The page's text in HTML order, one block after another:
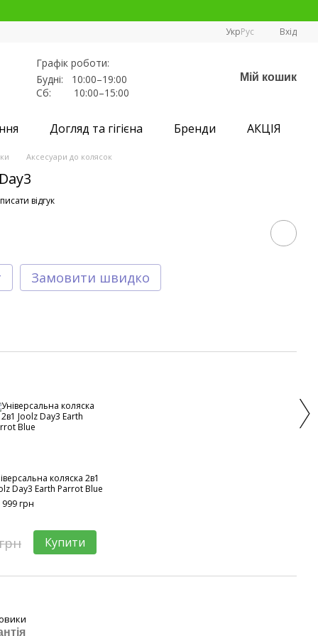
УкрРус Вхід
Графік роботи:
Будні: 10:00–19:00
Сб: 10:00–15:00
Мій кошик
Догляд та гігієна Бренди АКЦІЯ
Аксесуари до колясок
відгук
Замовити швидко
коляска 2в1
Day3 Earth Parrot Blue
999 грн
Купити